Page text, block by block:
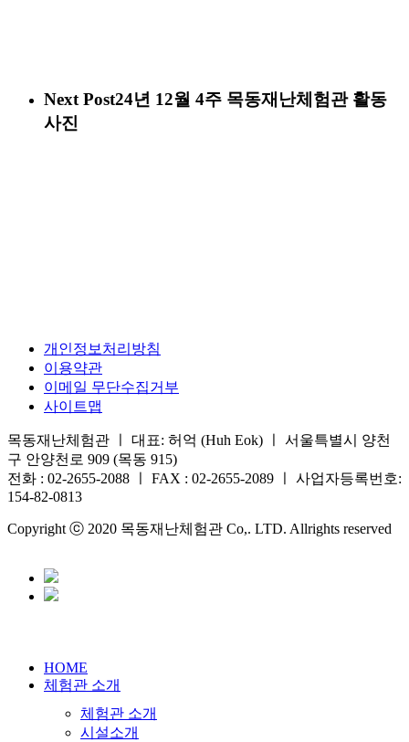
Next Post24년 12월 4주 목동재난체험관 활동
사진
개인정보처리방침
이용약관
이메일 무단수집거부
사이트맵
목동재난체험관 ㅣ 대표: 허억 (Huh Eok) ㅣ 서울특별시 양천
구 안양천로 909 (목동 915)
전화 : 02-2655-2088 ㅣ FAX : 02-2655-2089 ㅣ 사업자등록번호:
154-82-0813
Copyright ⓒ 2020 목동재난체험관 Co,. LTD. Allrights reserved
HOME
체험관 소개
체험관 소개
시설소개